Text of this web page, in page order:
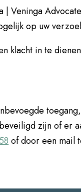
Veninga
op uw
klacht in te
zijn of er
of door een mail